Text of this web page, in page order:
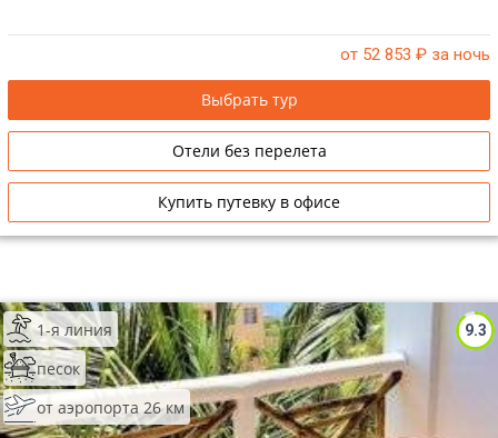
от 52 853 ₽ за ночь
Выбрать тур
Отели без перелета
Купить путевку в офисе
9.3
1-я линия
песок
от аэропорта 26 км